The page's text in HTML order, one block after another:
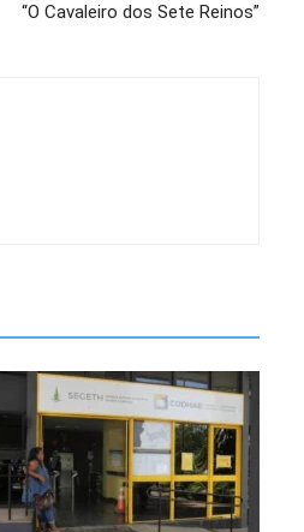
“O Cavaleiro dos Sete Reinos”